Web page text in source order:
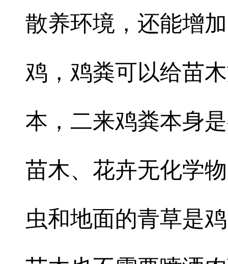
散养环境，还能增
鸡，鸡粪可以给苗
本，二来鸡粪本身
苗木、花卉无化学
虫和地面的青草是